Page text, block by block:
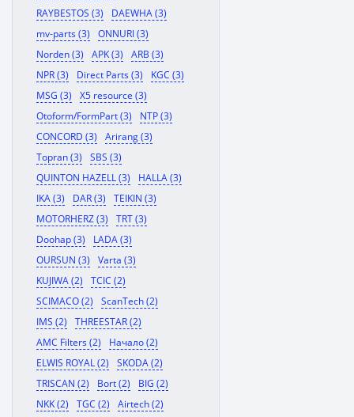
RAYBESTOS (3)
DAEWHA (3)
mv-parts (3)
ONNURI (3)
Norden (3)
APK (3)
ARB (3)
NPR (3)
Direct Parts (3)
KGC (3)
MSG (3)
X5 resource (3)
Otoform/FormPart (3)
NTP (3)
CONCORD (3)
Arirang (3)
Topran (3)
SBS (3)
QUINTON HAZELL (3)
HALLA (3)
IKA (3)
DAR (3)
TEIKIN (3)
MOTORHERZ (3)
TRT (3)
Doohap (3)
LADA (3)
OURSUN (3)
Varta (3)
KUJIWA (2)
TCIC (2)
SCIMACO (2)
ScanTech (2)
IMS (2)
THREESTAR (2)
AMC Filters (2)
Начало (2)
ELWIS ROYAL (2)
SKODA (2)
TRISCAN (2)
Bort (2)
BIG (2)
NKK (2)
TGC (2)
Airtech (2)